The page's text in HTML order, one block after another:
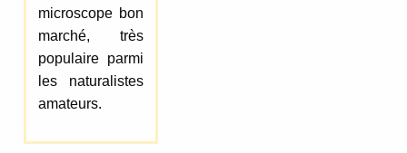
microscope bon
marché, très
populaire parmi
les naturalistes
amateurs.